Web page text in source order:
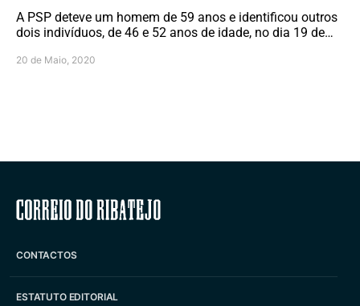
A PSP deteve um homem de 59 anos e identificou outros
dois indivíduos, de 46 e 52 anos de idade, no dia 19 de…
20 de Maio, 2020
Correio do Ribatejo
CONTACTOS
ESTATUTO EDITORIAL